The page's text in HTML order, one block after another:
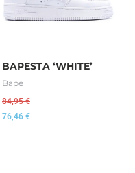
BAPESTA ‘WHITE’
Bape
84,95€
76,46 €